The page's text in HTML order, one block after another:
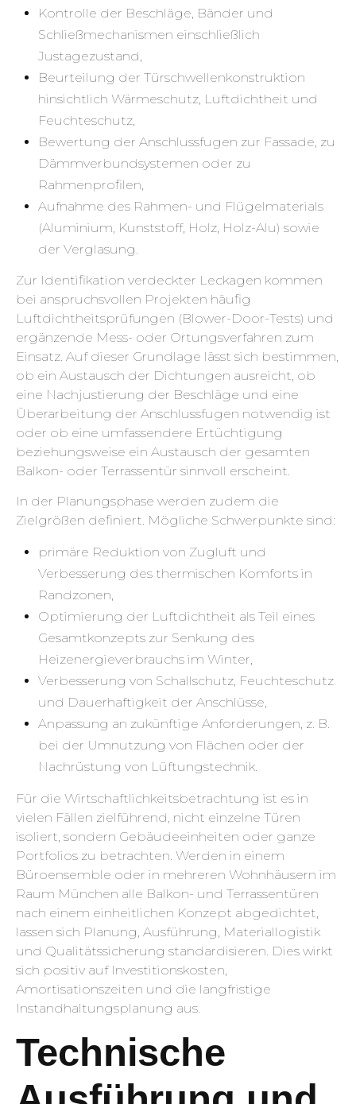
Kontrolle der Beschläge, Bänder und
Schließmechanismen einschließlich
Justagezustand,
Beurteilung der Türschwellenkonstruktion
hinsichtlich Wärmeschutz, Luftdichtheit und
Feuchteschutz,
Bewertung der Anschlussfugen zur Fassade, zu
Dämmverbundsystemen oder zu
Rahmenprofilen,
Aufnahme des Rahmen- und Flügelmaterials
(Aluminium, Kunststoff, Holz, Holz-Alu) sowie
der Verglasung.
Zur Identifikation verdeckter Leckagen kommen
bei anspruchsvollen Projekten häufig
Luftdichtheitsprüfungen (Blower-Door-Tests) und
ergänzende Mess- oder Ortungsverfahren zum
Einsatz. Auf dieser Grundlage lässt sich bestimmen,
ob ein Austausch der Dichtungen ausreicht, ob
eine Nachjustierung der Beschläge und eine
Überarbeitung der Anschlussfugen notwendig ist
oder ob eine umfassendere Ertüchtigung
beziehungsweise ein Austausch der gesamten
Balkon- oder Terrassentür sinnvoll erscheint.
In der Planungsphase werden zudem die
Zielgrößen definiert. Mögliche Schwerpunkte sind:
primäre Reduktion von Zugluft und
Verbesserung des thermischen Komforts in
Randzonen,
Optimierung der Luftdichtheit als Teil eines
Gesamtkonzepts zur Senkung des
Heizenergieverbrauchs im Winter,
Verbesserung von Schallschutz, Feuchteschutz
und Dauerhaftigkeit der Anschlüsse,
Anpassung an zukünftige Anforderungen, z. B.
bei der Umnutzung von Flächen oder der
Nachrüstung von Lüftungstechnik.
Für die Wirtschaftlichkeitsbetrachtung ist es in
vielen Fällen zielführend, nicht einzelne Türen
isoliert, sondern Gebäudeeinheiten oder ganze
Portfolios zu betrachten. Werden in einem
Büroensemble oder in mehreren Wohnhäusern im
Raum München alle Balkon- und Terrassentüren
nach einem einheitlichen Konzept abgedichtet,
lassen sich Planung, Ausführung, Materiallogistik
und Qualitätssicherung standardisieren. Dies wirkt
sich positiv auf Investitionskosten,
Amortisationszeiten und die langfristige
Instandhaltungsplanung aus.
Technische